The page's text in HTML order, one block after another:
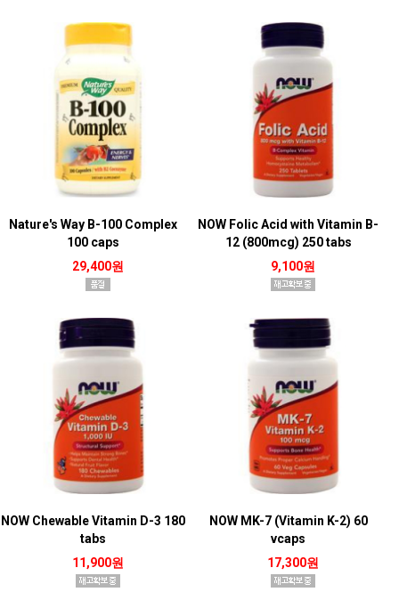
Nature's Way B-100 Complex
100 caps
29,400원
NOW Folic Acid with Vitamin B-
12 (800mcg) 250 tabs
9,100원
NOW Chewable Vitamin D-3 180
tabs
11,900원
NOW MK-7 (Vitamin K-2) 60
vcaps
17,300원